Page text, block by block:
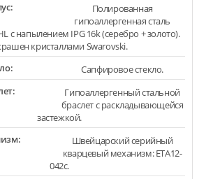
Полированная
гипоаллергенная сталь
с напылением IPG 16k (серебро + золото).
кристаллами Swarovski.
Сапфировое стекло.
Гипоаллергенный стальной
браслет с раскладывающейся
застежкой.
Швейцарский серийный
кварцевый механизм: ETA12-
042c.